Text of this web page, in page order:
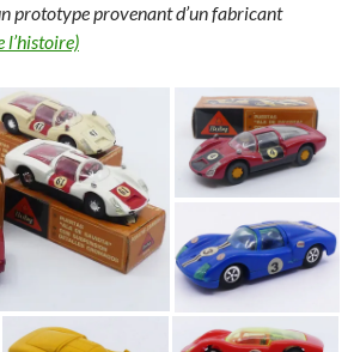
prototype provenant d’un fabricant
l’histoire)